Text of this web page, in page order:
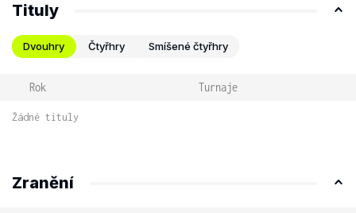
Tituly
Dvouhry Čtyřhry Smíšené čtyřhry
Rok Turnaje
Žádné tituly
Zranění